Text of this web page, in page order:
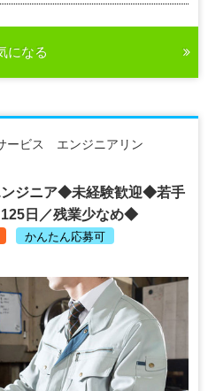
になる
ービス エンジニアリン
ンジニア◆未経験歓迎◆若手
日／残業少なめ◆
かんたん応募可